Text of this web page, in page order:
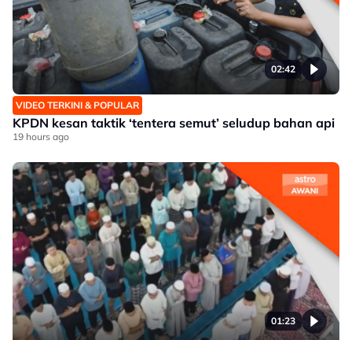
02:42
VIDEO TERKINI & POPULAR
KPDN kesan taktik ‘tentera semut’ seludup bahan api
19 hours ago
01:23